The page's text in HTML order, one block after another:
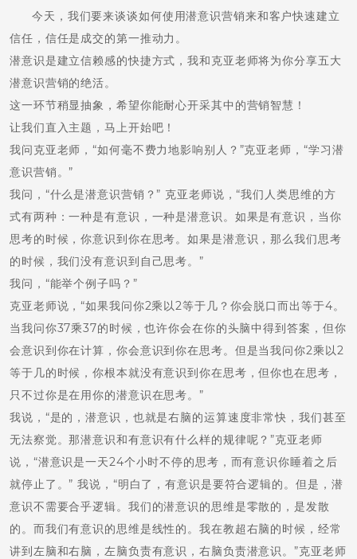
今天，我们要来谈谈如何使用潜意识营销来和客户快速建立
信任，信任是成交的第一推动力。
潜意识是建立信赖感的快捷方式，我和克亚老师将为你分享五大
潜意识营销的绝活。
这一环节稍显抽象，希望你能耐心开采其中的营销智慧！
让我们直入主题，马上开始吧！
我问克亚老师，“如何毫不费力地影响别人？”克亚老师，“学习潜
意识营销。”
我问，“什么是潜意识营销？” 克亚老师说，“我们人类思维的方
式有两种：一种是有意识，一种是潜意识。如果是有意识，当你
思考的时候，你意识到你在思考。如果是潜意识，那么我们思考
的时候，我们没有意识到自己思考。”
我问，“能举个例子吗？”
克亚老师说，“如果我问你2乘以2等于几？你会脱口而出等于4。
当我问你37乘37的时候，也许你会在你的头脑中得到答案，但你
会意识到你在计算，你会意识到你在思考。但是当我问你2乘以2
等于几的时候，你根本就没有意识到你在思考，但你也在思考，
只不过你是在用你的潜意识在思考。”
我说，“是的，潜意识，也就是右脑的运算速度非常快，我们甚至
无法察觉。那潜意识和有意识有什么样的规律呢？”克亚老师
说，“潜意识是一天24个小时不停的思考，而有意识你睡着之后
就停止了。” 我说，“明白了，有意识是要符合逻辑的。但是，潜
意识不需要合乎逻辑。我们的潜意识的思维是零散的，是发散
的。而我们有意识的思维是线性的。我在教超右脑的时候，经常
讲到左脑和右脑，左脑负责有意识，右脑负责潜意识。”克亚老师